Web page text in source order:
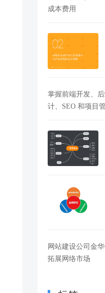
成本费用
掌握前端开发、
计、SEO 和项目
网站建设公司金
拓展网络市场